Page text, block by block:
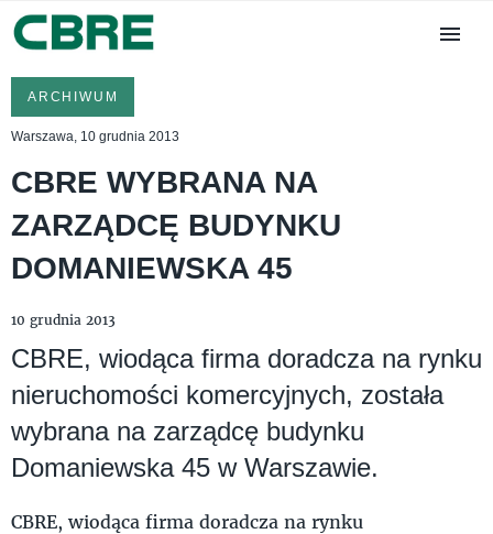
ARCHIWUM
Warszawa, 10 grudnia 2013
CBRE WYBRANA NA
ZARZĄDCĘ BUDYNKU
DOMANIEWSKA 45
10 grudnia 2013
CBRE, wiodąca firma doradcza na rynku
nieruchomości komercyjnych, została
wybrana na zarządcę budynku
Domaniewska 45 w Warszawie.
CBRE, wiodąca firma doradcza na rynku